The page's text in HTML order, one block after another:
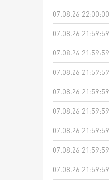
07.08.26 22:00:00
07.08.26 21:59:59
07.08.26 21:59:59
07.08.26 21:59:59
07.08.26 21:59:59
07.08.26 21:59:59
07.08.26 21:59:59
07.08.26 21:59:59
07.08.26 21:59:59